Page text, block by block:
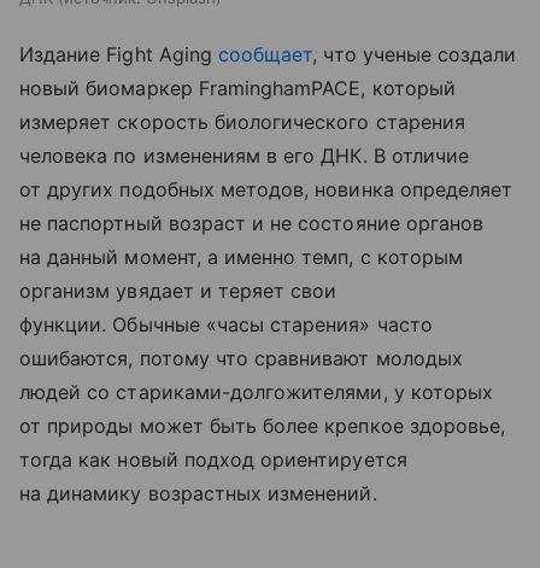
Издание Fight Aging сообщает, что ученые создали
новый биомаркер FraminghamPACE, который
измеряет скорость биологического старения
человека по изменениям в его ДНК. В отличие
от других подобных методов, новинка определяет
не паспортный возраст и не состояние органов
на данный момент, а именно темп, с которым
организм увядает и теряет свои
функции. Обычные «часы старения» часто
ошибаются, потому что сравнивают молодых
людей со стариками-долгожителями, у которых
от природы может быть более крепкое здоровье,
тогда как новый подход ориентируется
на динамику возрастных изменений.